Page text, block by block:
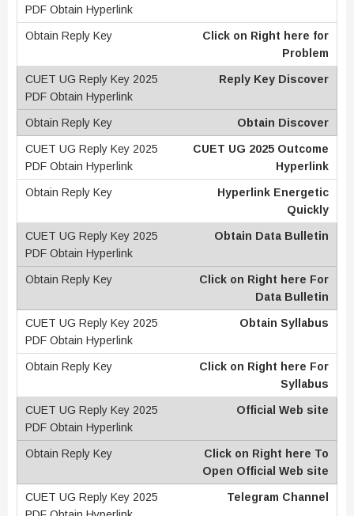
Click on Right here for
Problem
Reply Key Discover
Obtain Discover
CUET UG 2025 Outcome
Hyperlink
Hyperlink Energetic
Quickly
Obtain Data Bulletin
Click on Right here For
Data Bulletin
Obtain Syllabus
Click on Right here For
Syllabus
Official Web site
Click on Right here To
Open Official Web site
Telegram Channel